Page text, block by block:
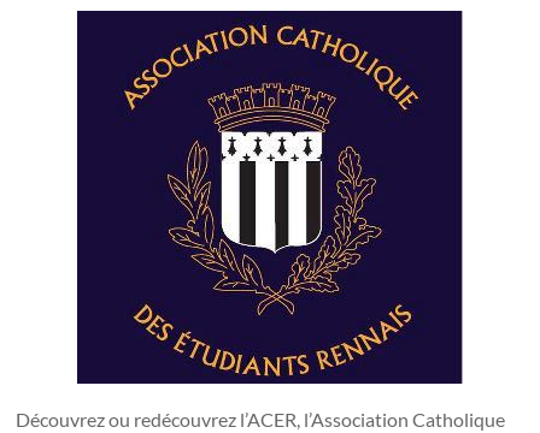
Découvrez ou redécouvrez l’ACER, l’Association Catholique